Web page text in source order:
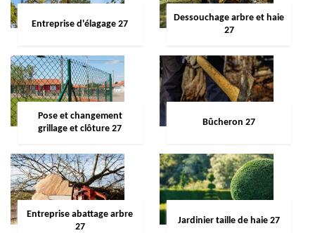
Entreprise d'élagage 27
Dessouchage arbre et haie
27
Pose et changement
grillage et clôture 27
Bûcheron 27
Entreprise abattage arbre
27
Jardinier taille de haie 27